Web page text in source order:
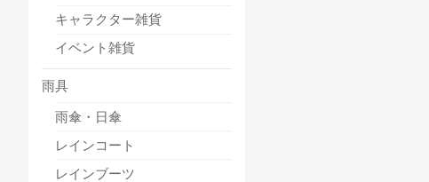
キャラクター雑貨
イベント雑貨
雨具
雨傘・日傘
レインコート
レインブーツ